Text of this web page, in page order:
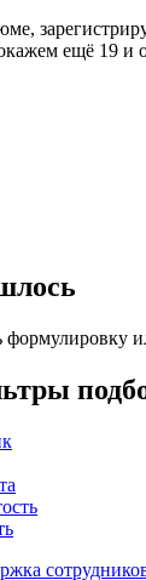
ещё 19 и
формулировку